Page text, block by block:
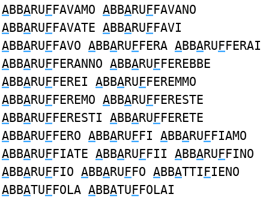
ABBARUFFAVAMO ABBARUFFAVANO
ABBARUFFAVATE ABBARUFFAVI
ABBARUFFAVO ABBARUFFERA ABBARUFFERAI
ABBARUFFERANNO ABBARUFFEREBBE
ABBARUFFEREI ABBARUFFEREMMO
ABBARUFFEREMO ABBARUFFERESTE
ABBARUFFERESTI ABBARUFFERETE
ABBARUFFERO ABBARUFFI ABBARUFFIAMO
ABBARUFFIATE ABBARUFFII ABBARUFFINO
ABBARUFFIO ABBARUFFO ABBATTIFIENO
ABBATUFFOLA ABBATUFFOLAI